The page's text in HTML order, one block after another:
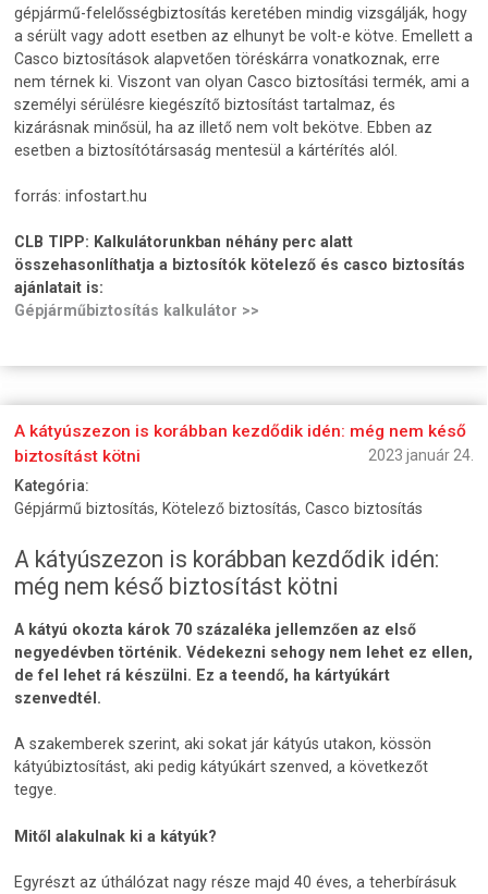
gépjármű-felelősségbiztosítás keretében mindig vizsgálják, hogy
a sérült vagy adott esetben az elhunyt be volt-e kötve. Emellett a
Casco biztosítások alapvetően töréskárra vonatkoznak, erre
nem térnek ki. Viszont van olyan Casco biztosítási termék, ami a
személyi sérülésre kiegészítő biztosítást tartalmaz, és
kizárásnak minősül, ha az illető nem volt bekötve. Ebben az
esetben a biztosítótársaság mentesül a kártérítés alól.
forrás: infostart.hu
CLB TIPP: Kalkulátorunkban néhány perc alatt
összehasonlíthatja a biztosítók kötelező és casco biztosítás
ajánlatait is:
Gépjárműbiztosítás kalkulátor >>
A kátyúszezon is korábban kezdődik idén: még nem késő
biztosítást kötni
2023 január 24.
Kategória:
Gépjármű biztosítás, Kötelező biztosítás, Casco biztosítás
A kátyúszezon is korábban kezdődik idén:
még nem késő biztosítást kötni
A kátyú okozta károk 70 százaléka jellemzően az első
negyedévben történik. Védekezni sehogy nem lehet ez ellen,
de fel lehet rá készülni. Ez a teendő, ha kártyúkárt
szenvedtél.
A szakemberek szerint, aki sokat jár kátyús utakon, kössön
kátyúbiztosítást, aki pedig kátyúkárt szenved, a következőt
tegye.
Mitől alakulnak ki a kátyúk?
Egyrészt az úthálózat nagy része majd 40 éves, a teherbírásuk